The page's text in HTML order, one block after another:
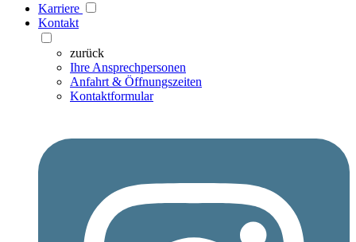
Karriere
Kontakt
zurück
Ihre Ansprechpersonen
Anfahrt & Öffnungszeiten
Kontaktformular